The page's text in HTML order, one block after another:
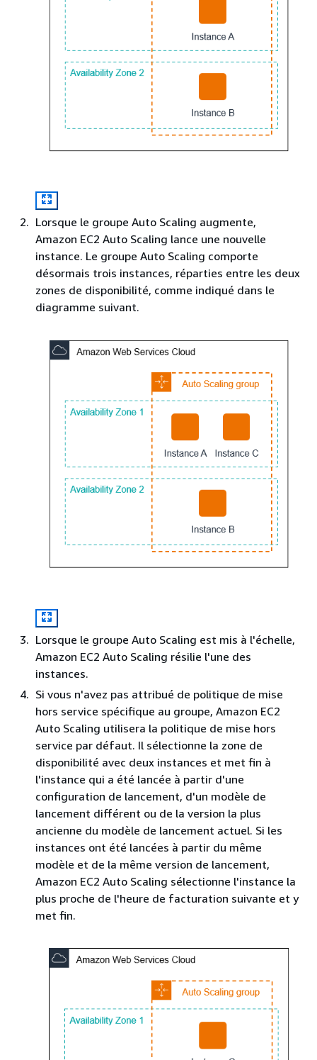
Lorsque le groupe Auto Scaling augmente,
Amazon EC2 Auto Scaling lance une nouvelle
instance. Le groupe Auto Scaling comporte
désormais trois instances, réparties entre les deux
zones de disponibilité, comme indiqué dans le
diagramme suivant.
Lorsque le groupe Auto Scaling est mis à l'échelle,
Amazon EC2 Auto Scaling résilie l'une des
instances.
Si vous n'avez pas attribué de politique de mise
hors service spécifique au groupe, Amazon EC2
Auto Scaling utilisera la politique de mise hors
service par défaut. Il sélectionne la zone de
disponibilité avec deux instances et met fin à
l'instance qui a été lancée à partir d'une
configuration de lancement, d'un modèle de
lancement différent ou de la version la plus
ancienne du modèle de lancement actuel. Si les
instances ont été lancées à partir du même
modèle et de la même version de lancement,
Amazon EC2 Auto Scaling sélectionne l'instance la
plus proche de l'heure de facturation suivante et y
met fin.